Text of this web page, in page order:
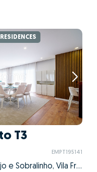
T3
EMPT195141
Alverca do Ribatejo e Sobralinho, Vila Franca de Xira, Lisboa